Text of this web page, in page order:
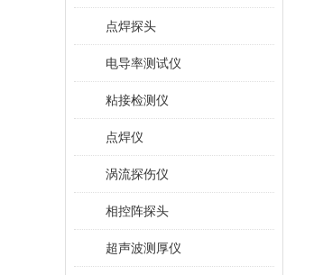
点焊探头
电导率测试仪
粘接检测仪
点焊仪
涡流探伤仪
相控阵探头
超声波测厚仪